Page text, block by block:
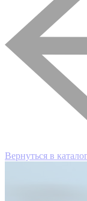
Вернуться в каталог